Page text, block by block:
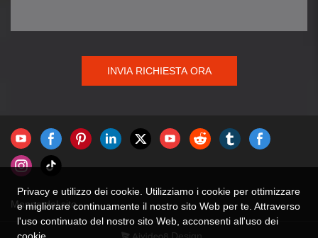
INVIA RICHIESTA ORA
Mappa del sito
Privacy e utilizzo dei cookie. Utilizziamo i cookie per ottimizzare
e migliorare continuamente il nostro sito Web per te. Attraverso
l'uso continuato del nostro sito Web, acconsenti all'uso dei